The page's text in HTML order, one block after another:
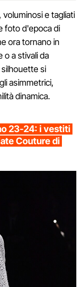
voluminosi e tagliati
foto d'epoca di
ora tornano in
o a stivali da
silhouette si
asimmetrici,
dinamica.
23-24: i vestiti
Couture di